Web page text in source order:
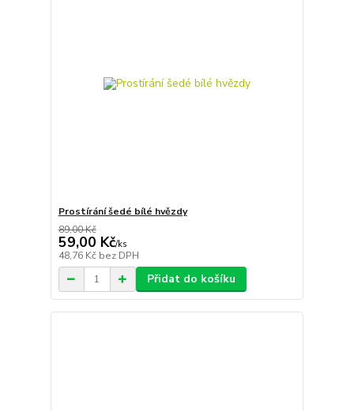
Prostírání šedé bílé hvězdy
89,00 Kč
59,00 Kč/ks
48,76 Kč bez DPH
Přidat do košíku